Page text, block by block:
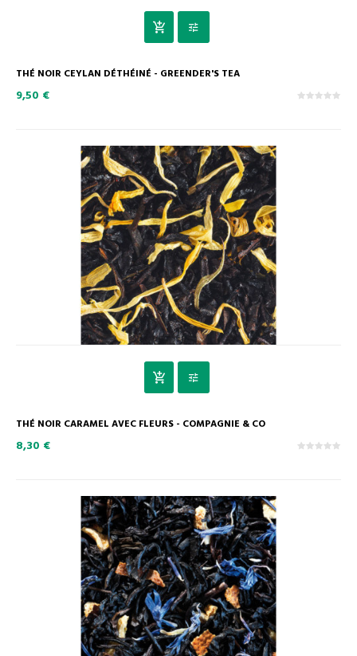
THÉ NOIR CEYLAN DÉTHÉINÉ - GREENDER'S TEA
9,50 €
THÉ NOIR CARAMEL AVEC FLEURS - COMPAGNIE & CO
8,30 €